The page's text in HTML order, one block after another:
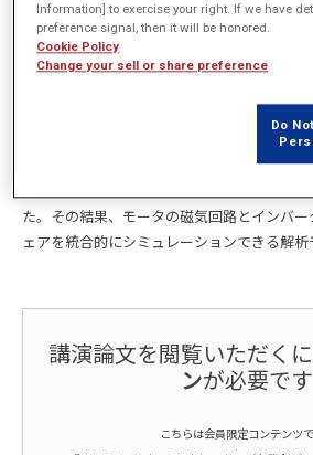
近年、エアコン、洗濯機に代表される家電機
低振動・低騒音化等の性能向上に関する技術
始まっている。そこで、IPM (Interior
ーフとして、MATLAB とJMAG-RT を連成解
た。その結果、モータの磁気回路とインバ
ェアを統合的にシミュレーションできる解析
講演論文を閲覧いただくに
ンが必要です
こちらは会員限定コンテンツで
Information] to exercise your right. If we have
preference signal, then it will be honored.
Cookie Policy
Change your sell or share preference
Do